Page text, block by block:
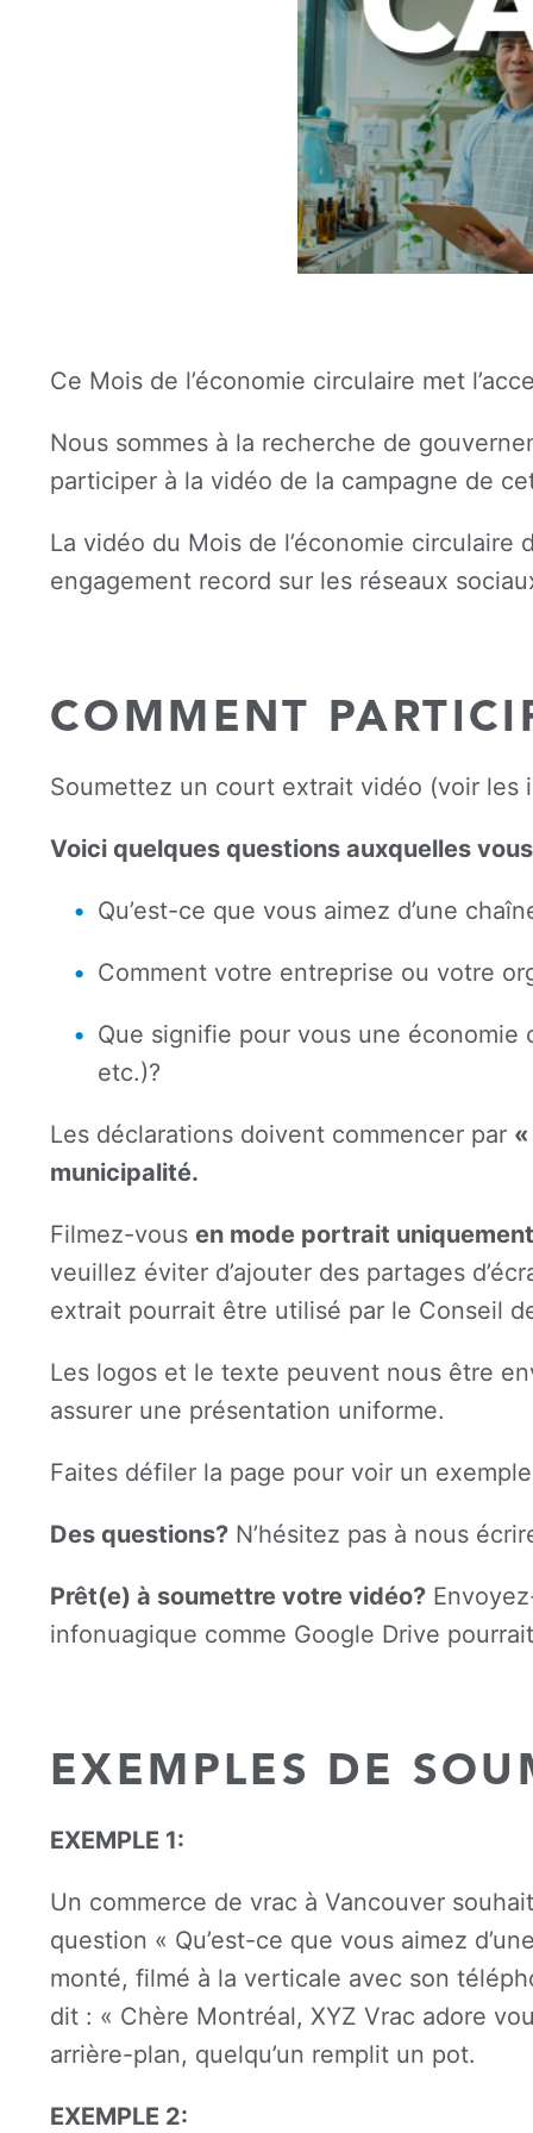
Ce Mois de l’économie circulaire met
Nous sommes à la recherche de
participer à la vidéo de la campagne de
La vidéo du Mois de l’économie
engagement record sur les réseaux
COMMENT
Soumettez un court extrait vidéo (voir les
Voici quelques questions auxquelles
Qu’est-ce que vous aimez d’une
Comment votre entreprise ou votre
Que signifie pour vous une économie
etc.)?
Les déclarations doivent commencer par
municipalité.
Filmez-vous en mode portrait
veuillez éviter d’ajouter des partages
extrait pourrait être utilisé par le Conseil
Les logos et le texte peuvent nous être
assurer une présentation uniforme.
Faites défiler la page pour voir un
Des questions? N’hésitez pas à nous
Prêt(e) à soumettre votre vidéo?
infonuagique comme Google Drive
EXEMPLES DE
EXEMPLE 1:
Un commerce de vrac à Vancouver
question « Qu’est-ce que vous aimez
monté, filmé à la verticale avec son
dit : « Chère Montréal, XYZ Vrac adore
arrière-plan, quelqu’un remplit un pot.
EXEMPLE 2: